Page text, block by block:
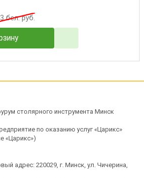
бел. руб.
столярного инструмента Минск
по оказанию услуг «Царикс»
«Царикс»)
адрес: 220029, г. Минск, ул. Чичерина,